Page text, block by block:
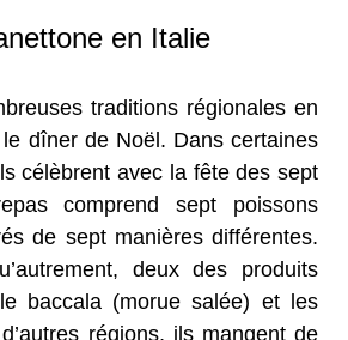
en Italie
traditions régionales en
dîner de Noël. Dans certaines
célèbrent avec la fête des sept
comprend sept poissons
de sept manières différentes.
deux des produits
baccala (morue salée) et les
régions, ils mangent de